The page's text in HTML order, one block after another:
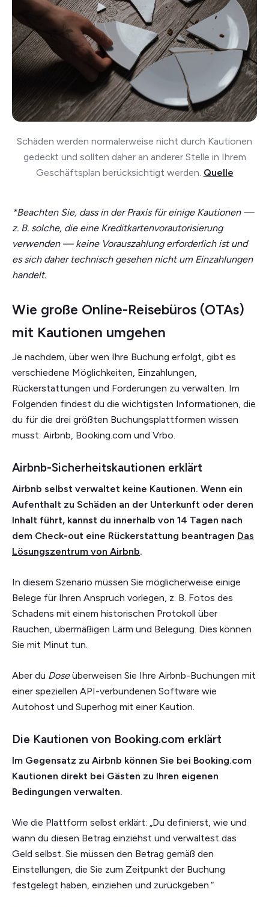
Schäden werden normalerweise nicht durch Kautionen
gedeckt und sollten daher an anderer Stelle in Ihrem
Geschäftsplan berücksichtigt werden. Quelle
*Beachten Sie, dass in der Praxis für einige Kautionen —
z. B. solche, die eine Kreditkartenvorautorisierung
verwenden — keine Vorauszahlung erforderlich ist und
es sich daher technisch gesehen nicht um Einzahlungen
handelt.
Wie große Online-Reisebüros (OTAs)
mit Kautionen umgehen
Je nachdem, über wen Ihre Buchung erfolgt, gibt es
verschiedene Möglichkeiten, Einzahlungen,
Rückerstattungen und Forderungen zu verwalten. Im
Folgenden findest du die wichtigsten Informationen, die
du für die drei größten Buchungsplattformen wissen
musst: Airbnb, Booking.com und Vrbo.
Airbnb-Sicherheitskautionen erklärt
Airbnb selbst verwaltet keine Kautionen. Wenn ein
Aufenthalt zu Schäden an der Unterkunft oder deren
Inhalt führt, kannst du innerhalb von 14 Tagen nach
dem Check-out eine Rückerstattung beantragen Das
Lösungszentrum von Airbnb.
In diesem Szenario müssen Sie möglicherweise einige
Belege für Ihren Anspruch vorlegen, z. B. Fotos des
Schadens mit einem historischen Protokoll über
Rauchen, übermäßigen Lärm und Belegung. Dies können
Sie mit Minut tun.
Aber du Doseüberweisen Sie Ihre Airbnb-Buchungen mit
einer speziellen API-verbundenen Software wie
Autohost und Superhog mit einer Kaution.
Die Kautionen von Booking.com erklärt
Im Gegensatz zu Airbnb können Sie bei Booking.com
Kautionen direkt bei Gästen zu Ihren eigenen
Bedingungen verwalten.
Wie die Plattform selbst erklärt: „Du definierst, wie und
wann du diesen Betrag einziehst und verwaltest das
Geld selbst. Sie müssen den Betrag gemäß den
Einstellungen, die Sie zum Zeitpunkt der Buchung
festgelegt haben, einziehen und zurückgeben.“